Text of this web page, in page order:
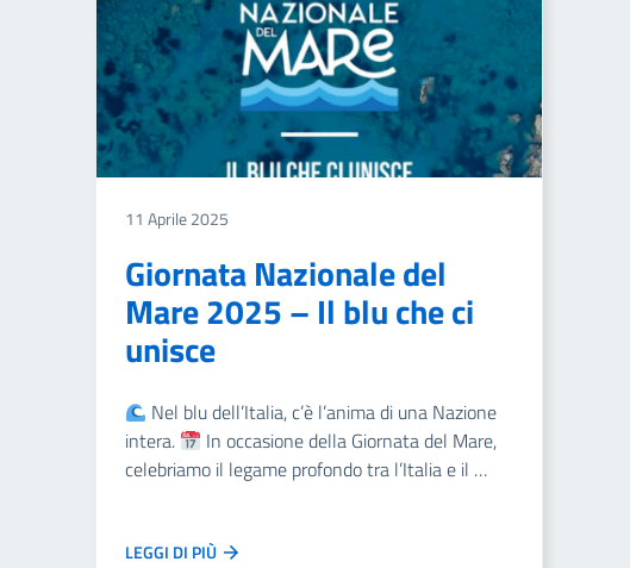
11 Aprile 2025
Giornata Nazionale del
Mare 2025 – Il blu che ci
unisce
Nel blu dell’Italia, c’è l’anima di una Nazione
intera.
In occasione della Giornata del Mare,
celebriamo il legame profondo tra l’Italia e il …
LEGGI DI PIÙ